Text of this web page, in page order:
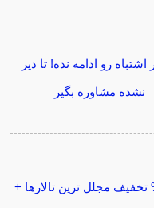
رو ادامه نده! تا دیر
نشده مشاوره بگیر
50% تخفیف مجلل ترین تالارها +